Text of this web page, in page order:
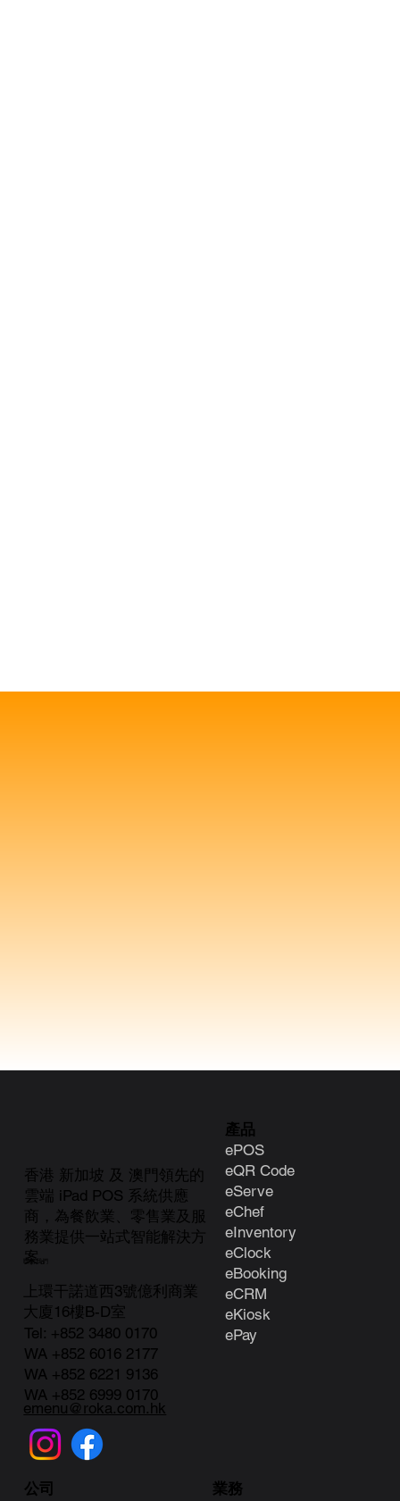
香港 新加坡 及 澳門領先的
雲端 iPad POS 系統供應
商，為餐飲業、零售業及服
務業提供一站式智能解決方
案。
上環干諾道西3號億利商業
大廈16樓B-D室
聯絡我們
Tel: +852 3480 0170
WA +852 6016 2177
WA +852 6221 9136
WA +852 6999 0170
emenu@roka.com.hk
產品
ePOS
eQR Code
eServe
eChef
eInventory
eClock
eBooking
eCRM
eKiosk
ePay
業務
公司